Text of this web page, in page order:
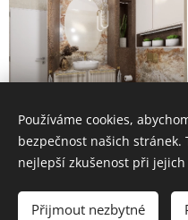
Používáme cookies,
bezpečnost našich
nejlepší zkušenost při jejich
Přijmout nezbytné